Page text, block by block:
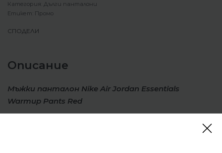
Категория: Дълги панталони
Етикет: Промо
СПОДЕЛИ
Описание
Мъжки панталон Nike Air Jordan Essentials
Warmup Pants Red